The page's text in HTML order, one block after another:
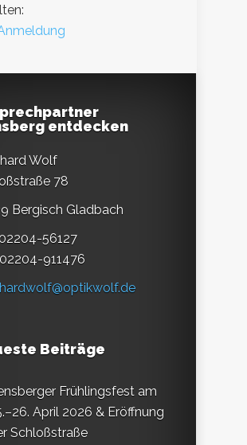
entdecken
Wolf
78
Bergisch Gladbach
56127
02204-911476
Beiträge
Frühlingsfest am
April 2026 & Eröffnung
Schloßstraße